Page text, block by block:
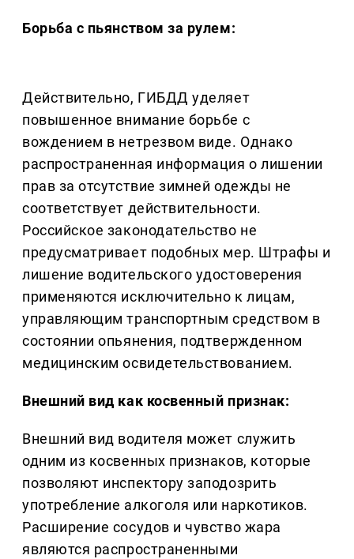
Борьба с пьянством за рулем:
Действительно, ГИБДД уделяет
повышенное внимание борьбе с
вождением в нетрезвом виде. Однако
распространенная информация о лишении
прав за отсутствие зимней одежды не
соответствует действительности.
Российское законодательство не
предусматривает подобных мер. Штрафы и
лишение водительского удостоверения
применяются исключительно к лицам,
управляющим транспортным средством в
состоянии опьянения, подтвержденном
медицинским освидетельствованием.
Внешний вид как косвенный признак:
Внешний вид водителя может служить
одним из косвенных признаков, которые
позволяют инспектору заподозрить
употребление алкоголя или наркотиков.
Расширение сосудов и чувство жара
являются распространенными